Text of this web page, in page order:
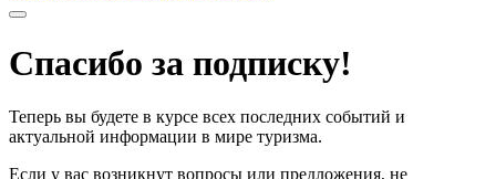
Спасибо за подписку!
Теперь вы будете в курсе всех последних событий и
актуальной информации в мире туризма.
Если у вас возникнут вопросы или предложения, не